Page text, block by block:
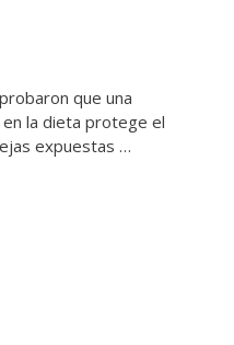
que una
la dieta protege el
expuestas …